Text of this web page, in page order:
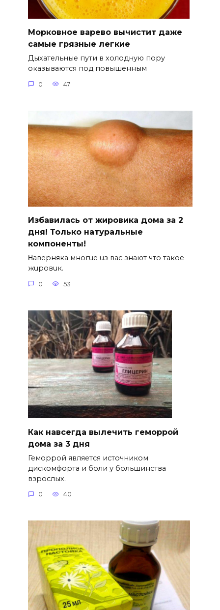
Морковное варево вычистит даже
самые грязные легкие
Дыхательные пути в холодную пору
оказываются под повышенным
0 47
Избавилась от жировика дома за 2
дня! Только натуральные
компоненты!
Ηавepняка многue uз вас знают что такоe
жuровuк.
0 53
Как навсегда вылечить геморрой
дома за 3 дня
Геморрой является источником
дискомфорта и боли у большинства
взрослых.
0 40